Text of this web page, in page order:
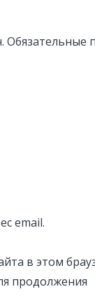
Обязательные
email.
в этом
продолжения